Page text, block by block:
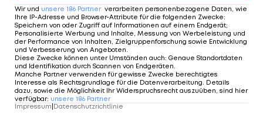
Wir und unsere 186 Partner verarbeiten personenbezogene Daten, wie
Ihre IP-Adresse und Browser-Attribute für die folgenden Zwecke:
Speichern von oder Zugriff auf Informationen auf einem Endgerät;
Personalisierte Werbung und Inhalte, Messung von Werbeleistung und
der Performance von Inhalten, Zielgruppenforschung sowie Entwicklung
und Verbesserung von Angeboten.
Diese Zwecke können unter Umständen auch: Genaue Standortdaten
und Identifikation durch Scannen von Endgeräten.
Manche Partner verwenden für gewisse Zwecke berechtigtes
Interesse als Rechtsgrundlage für die Datenverarbeitung. Details
dazu, sowie die Möglichkeit Ihr Widerspruchsrecht auszuüben, sind hier
verfügbar: unsere 186 Partner
Impressum Datenschutzrichtlinie